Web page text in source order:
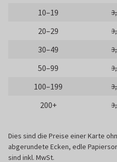
10–19
20–29
30–49
50–99
100–199
200+
Dies sind die Preise einer Karte
abgerundete Ecken, edle
sind inkl. MwSt.